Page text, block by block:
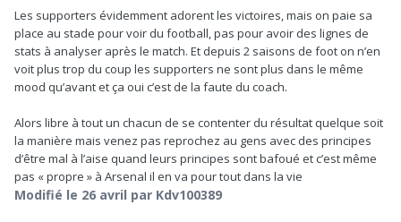
Les supporters évidemment adorent les victoires, mais on paie sa
place au stade pour voir du football, pas pour avoir des lignes de
stats à analyser après le match. Et depuis 2 saisons de foot on n’en
voit plus trop du coup les supporters ne sont plus dans le même
mood qu’avant et ça oui c’est de la faute du coach.
Alors libre à tout un chacun de se contenter du résultat quelque soit
la manière mais venez pas reprochez au gens avec des principes
d’être mal à l’aise quand leurs principes sont bafoué et c’est même
pas « propre » à Arsenal il en va pour tout dans la vie
Modifié le 26 avril par Kdv100389